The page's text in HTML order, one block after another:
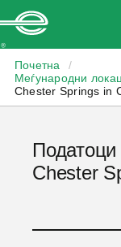
Почетна
/
Меѓународни
Chester Springs in
Податоци
Chester